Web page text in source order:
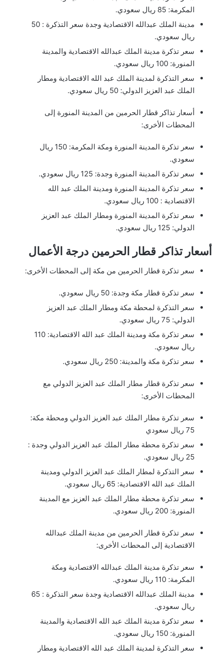
المكرمة: 85 ريال سعودي.
مدينة الملك عبدالله الاقتصادية وجدة سعر التذكرة : 50
ريال سعودي.
سعر تذكرة مدينة الملك عبدالله الاقتصادية والمدينة
المنورة: 100 ريال سعودي.
سعر التذكرة لمدينة الملك عبد الله الاقتصادية ومطار
الملك عبد العزيز الدولي: 50 ريال سعودي.
أسعار تذاكر قطار الحرمين من المدينة المنورة إلى
المحطات الأخرى:
سعر تذكرة المدينة المنورة ومكة المكرمة: 150 ريال
سعودي.
سعر تذكرة المدينة المنورة وجدة: 125 ريال سعودي.
سعر تذكرة المدينة المنورة ومدينة الملك عبد الله
الاقتصادية : 100 ريال سعودي.
سعر تذكرة المدينة المنورة ومطار الملك عبد العزيز
الدولي: 125 ريال سعودي.
أسعار تذاكر قطار الحرمين درجة الأعمال
سعر تذكرة قطار الحرمين من مكة إلى المحطات الأخرى:
سعر تذكرة قطار مكة وجدة: 50 ريال سعودي.
سعر التذكرة لمحطة مكة ومطار الملك عبد العزيز
الدولي: 75 ريال سعودي.
سعر تذكرة مكة ومدينة الملك عبد الله الاقتصادية: 110
ريال سعودي.
سعر تذكرة مكة والمدينة: 250 ريال سعودي.
سعر تذكرة قطار مطار الملك عبد العزيز الدولي مع
المحطات الأخرى:
سعر تذكرة مطار الملك عبد العزيز الدولي ومحطة مكة:
75 ريال سعودي
سعر تذكرة محطة مطار الملك عبد العزيز الدولي وجدة :
25 ريال سعودي.
سعر التذكرة لمطار الملك عبد العزيز الدولي ومدينة
الملك عبد الله الاقتصادية: 65 ريال سعودي.
سعر تذكرة محطة مطار الملك عبد العزيز مع المدينة
المنورة: 200 ريال سعودي.
سعر تذكرة قطار الحرمين من مدينة الملك عبدالله
الاقتصادية إلى المحطات الأخرى:
سعر تذكرة مدينة الملك عبدالله الاقتصادية ومكة
المكرمة: 110 ريال سعودي.
مدينة الملك عبدالله الاقتصادية وجدة سعر التذكرة : 65
ريال سعودي.
سعر تذكرة مدينة الملك عبد الله الاقتصادية والمدينة
المنورة: 150 ريال سعودي.
سعر التذكرة لمدينة الملك عبد الله الاقتصادية ومطار